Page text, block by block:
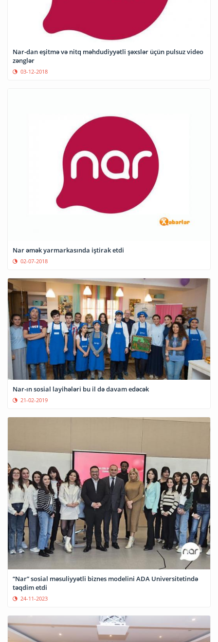
Nar-dan eşitmə və nitq məhdudiyyətli şəxslər üçün pulsuz video
zənglər
03-12-2018
Nar əmək yarmarkasında iştirak etdi
02-07-2018
Nar-ın sosial layihələri bu il də davam edəcək
21-02-2019
“Nar” sosial məsuliyyətli biznes modelini ADA Universitetində
təqdim etdi
24-11-2023